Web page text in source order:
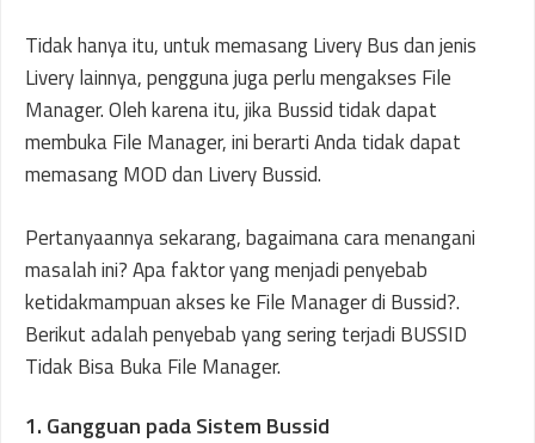
Tidak hanya itu, untuk memasang Livery Bus dan jenis
Livery lainnya, pengguna juga perlu mengakses File
Manager. Oleh karena itu, jika Bussid tidak dapat
membuka File Manager, ini berarti Anda tidak dapat
memasang MOD dan Livery Bussid.
Pertanyaannya sekarang, bagaimana cara menangani
masalah ini? Apa faktor yang menjadi penyebab
ketidakmampuan akses ke File Manager di Bussid?.
Berikut adalah penyebab yang sering terjadi BUSSID
Tidak Bisa Buka File Manager.
1. Gangguan pada Sistem Bussid